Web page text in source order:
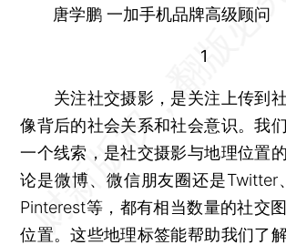
唐学鹏 一加手机品牌高级顾问
1
关注社交摄影，是关注上传到社
像背后的社会关系和社会意识。我
一个线索，是社交摄影与地理位置
论是微博、微信朋友圈还是Twitter
Pinterest等，都有相当数量的社交
位置。这些地理标签能帮助我们了